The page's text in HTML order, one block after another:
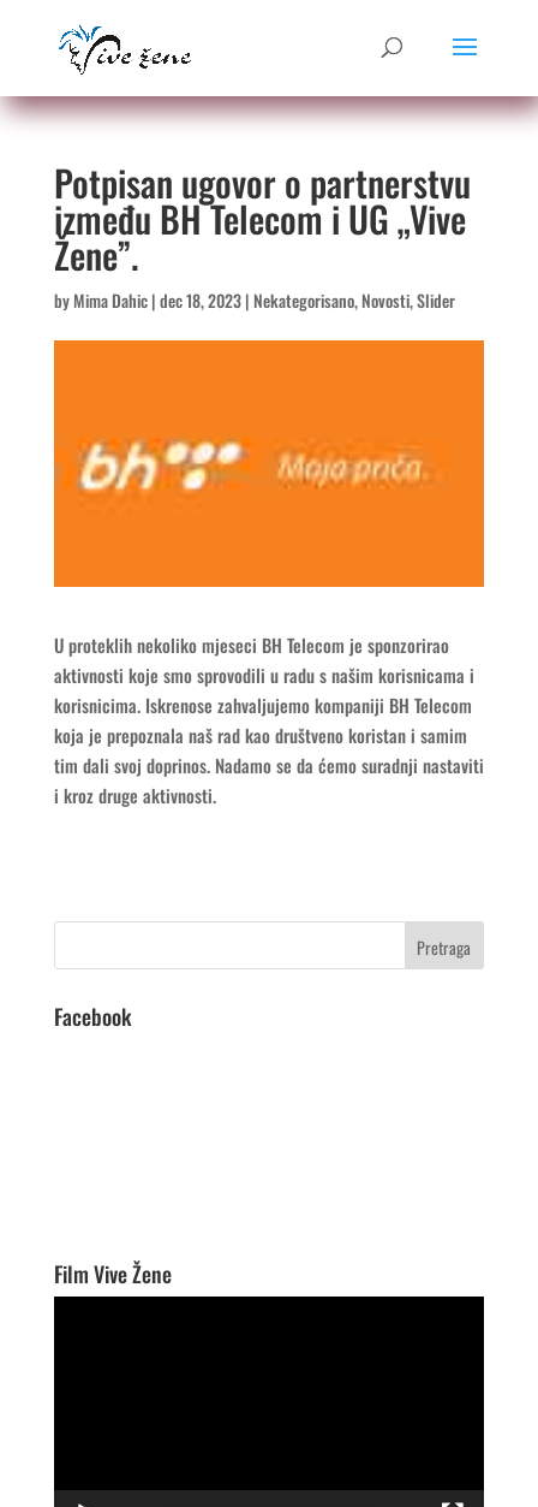
Potpisan ugovor o partnerstvu
između BH Telecom i UG „Vive
Žene”.
byMima Dahic|dec 18, 2023| Nekategorisano,Novosti,Slider
U proteklih nekoliko mjeseci BH Telecom je sponzorirao
aktivnosti koje smo sprovodili u radu s našim korisnicama i
korisnicima. Iskrenose zahvaljujemo kompaniji BH Telecom
koja je prepoznala naš rad kao društveno koristan i samim
tim dali svoj doprinos. Nadamo se da ćemo suradnji nastaviti
i kroz druge aktivnosti.
Facebook
Film Vive Žene